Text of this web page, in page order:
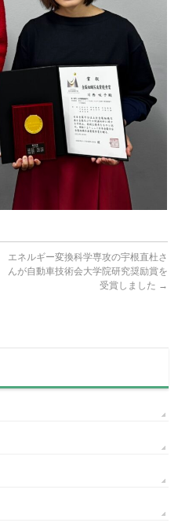
エネルギー変換科学専攻の宇根直杜さ
んが自動車技術会大学院研究奨励賞を
受賞しました →